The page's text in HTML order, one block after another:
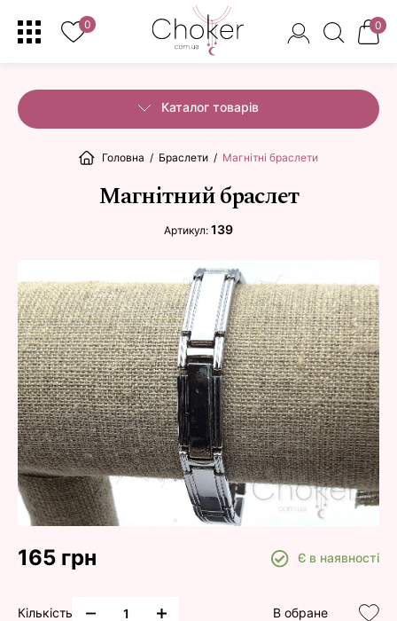
0 0
Каталог товарів
Головна / Браслети / Магнітні браслети
Магнітний браслет
Артикул: 139
165 грн Є в наявності
Кількість В обране